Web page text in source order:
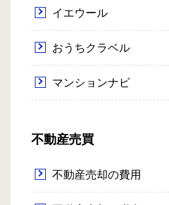
イエウール
おうちクラベル
マンションナビ
不動産売買
不動産売却の費用